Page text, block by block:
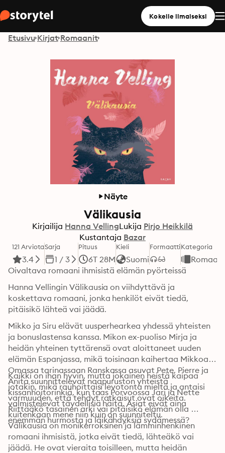
Kokeile ilmaiseksi
Etusivu Kirjat Romaanit
Näyte
Välikausia
Kirjailija Hanna VellingLukija Pirjo Heikkilä
Kustantaja Bazar
121 Arviota
3.4
Sarja
1 / 3
Pituus
6T 28M
Kieli
Suomi
FormaattiKategoria
Oivaltava romaani ihmisistä elämän pyörteissä
Hanna Vellingin Välikausia on viihdyttävä ja
koskettava romaani, jonka henkilöt eivät tiedä,
pitäisikö lähteä vai jäädä.
Mikko ja Siru elävät uusperhearkea yhdessä yhteisten
ja bonuslastensa kanssa. Mikon ex-puoliso Mirja ja
heidän yhteinen tyttärensä ovat aloittaneet uuden
elämän Espanjassa, mikä toisinaan kaihertaa Mikkoa.
Omassa tarinassaan Ranskassa asuvat Pete, Pierre ja
Anita suunnittelevat naapuruston yhteistä
kissanhoitorinkiä, kun taas Porvoossa Jari ja Nette
valmistelevat täydellisiä häitä. Asiat eivät aina
kuitenkaan mene niin kuin on suunniteltu.
Kaikki on ihan hyvin, mutta jokainen heistä kaipaa
jotakin, mikä rauhoittaisi levotonta mieltä ja antaisi
varmuuden, että tehdyt ratkaisut ovat oikeita.
Riittääkö tasainen arki vai pitäisikö elämän olla
enemmän hurmosta ja läikähdyksiä sydämessä?
Välikausia on monikerroksinen ja lämminhenkinen
romaani ihmisistä, jotka eivät tiedä, lähteäkö vai
jäädä. He ovat vieraita toisilleen, mutta heidän